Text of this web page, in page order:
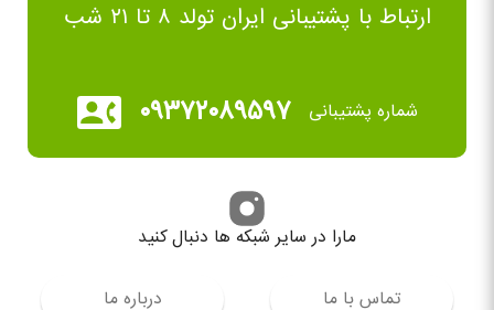
ارتباط با پشتیبانی ایران تولد ۸ تا ۲۱ شب
شماره پشتیبانی ۰۹۳۷۲۰۸۹۵۹۷
تماس با ما درباره ما
مارا در سایر شبکه ها دنبال کنید